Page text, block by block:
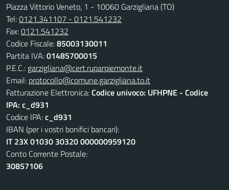
Piazza Vittorio Veneto, 1 - 10060 Garzigliana (TO)
Tel:0121.341107 - 0121.541232
Fax:0121.541232
Codice Fiscale:85003130011
Partita IVA:01485700015
P.E.C.: garzigliana@cert.ruparpiemonte.it
Email: protocollo@comune.garzigliana.to.it
Fatturazione Elettronica:Codice univoco: UFHPNE - Codice
IPA: c_d931
Codice IPA:c_d931
IBAN (per i vostri bonifici bancari):
IT 23X 01030 30320 000000959120
Conto Corrente Postale:
30857106